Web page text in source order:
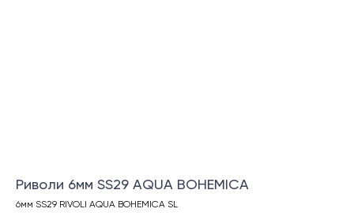
Риволи 6мм SS29 AQUA BOHEMICA
6мм SS29 RIVOLI AQUA BOHEMICA SL